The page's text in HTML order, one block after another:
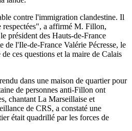
contre l'immigration clandestine. Il
respectées", a affirmé M. Fillon,
président des Hauts-de-France
de l'Ile-de-France Valérie Pécresse, le
ces questions et la maire de Calais
dans une maison de quartier pour
de personnes anti-Fillon ont
chantant La Marseillaise et
de CRS, a constaté une
était quadrillé par les forces de